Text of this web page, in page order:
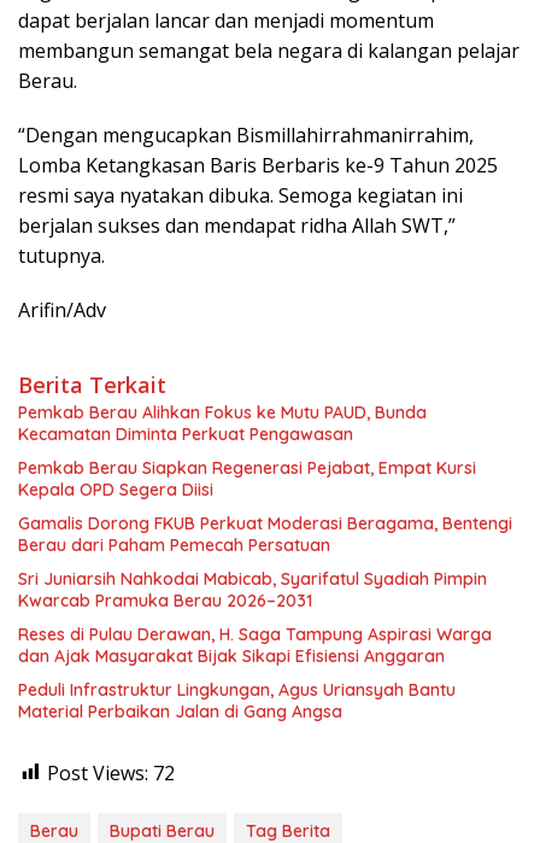
dapat berjalan lancar dan menjadi momentum
membangun semangat bela negara di kalangan pelajar
Berau.
“Dengan mengucapkan Bismillahirrahmanirrahim,
Lomba Ketangkasan Baris Berbaris ke-9 Tahun 2025
resmi saya nyatakan dibuka. Semoga kegiatan ini
berjalan sukses dan mendapat ridha Allah SWT,”
tutupnya.
Arifin/Adv
Berita Terkait
Pemkab Berau Alihkan Fokus ke Mutu PAUD, Bunda
Kecamatan Diminta Perkuat Pengawasan
Pemkab Berau Siapkan Regenerasi Pejabat, Empat Kursi
Kepala OPD Segera Diisi
Gamalis Dorong FKUB Perkuat Moderasi Beragama, Bentengi
Berau dari Paham Pemecah Persatuan
Sri Juniarsih Nahkodai Mabicab, Syarifatul Syadiah Pimpin
Kwarcab Pramuka Berau 2026–2031
Reses di Pulau Derawan, H. Saga Tampung Aspirasi Warga
dan Ajak Masyarakat Bijak Sikapi Efisiensi Anggaran
Peduli Infrastruktur Lingkungan, Agus Uriansyah Bantu
Material Perbaikan Jalan di Gang Angsa
Post Views: 72
Berau Bupati Berau Tag Berita